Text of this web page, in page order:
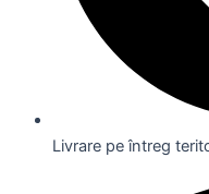
Livrare pe întreg